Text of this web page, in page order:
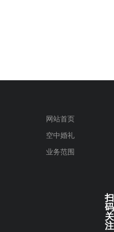
网站首页
空中婚礼
业务范围
扫
码
关
注